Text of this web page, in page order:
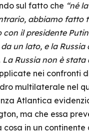
sul fatto che “né
abbiamo fatto
il presidente
un lato, e la
Russia non è stata
nei confronti
multilaterale nel
Atlantica
ma che essa
in un